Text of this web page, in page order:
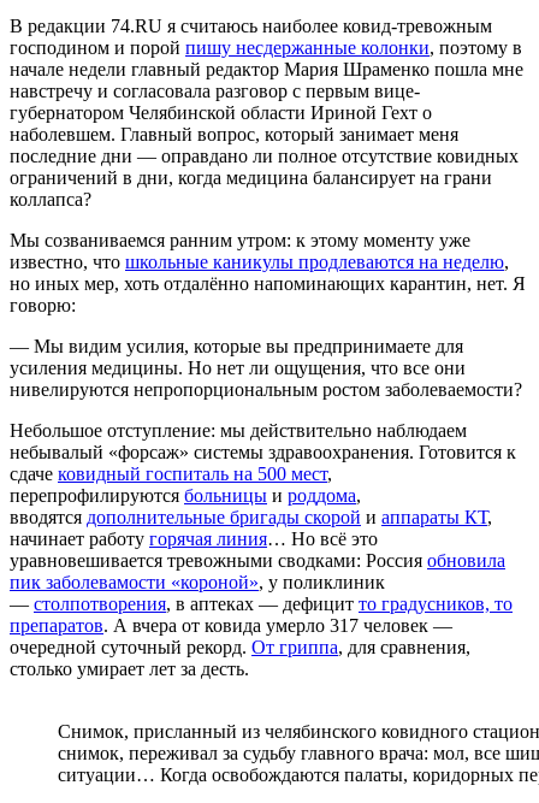
В редакции 74.RU я считаюсь наиболее ковид-тревожным
господином и порой пишу несдержанные колонки, поэтому в
начале недели главный редактор Мария Шраменко пошла мне
навстречу и согласовала разговор с первым вице-
губернатором Челябинской области Ириной Гехт о
наболевшем. Главный вопрос, который занимает меня
последние дни — оправдано ли полное отсутствие ковидных
ограничений в дни, когда медицина балансирует на грани
коллапса?
Мы созваниваемся ранним утром: к этому моменту уже
известно, что школьные каникулы продлеваются на неделю,
но иных мер, хоть отдалённо напоминающих карантин, нет. Я
говорю:
— Мы видим усилия, которые вы предпринимаете для
усиления медицины. Но нет ли ощущения, что все они
нивелируются непропорциональным ростом заболеваемости?
Небольшое отступление: мы действительно наблюдаем
небывалый «форсаж» системы здравоохранения. Готовится к
сдаче ковидный госпиталь на 500 мест,
перепрофилируются больницы и роддома,
вводятся дополнительные бригады скорой и аппараты КТ,
начинает работу горячая линия… Но всё это
уравновешивается тревожными сводками: Россия обновила
пик заболевамости «короной», у поликлиник
— столпотворения, в аптеках — дефицит то градусников, то
препаратов. А вчера от ковида умерло 317 человек —
очередной суточный рекорд. От гриппа, для сравнения,
столько умирает лет за десть.
Снимок, присланный из челябинского ковидного
снимок, переживал за судьбу главного врача: мол, все
ситуации… Когда освобождаются палаты, коридорных